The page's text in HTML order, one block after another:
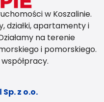
w Koszalinie.
działki, apartamenty i
na terenie
i pomorskiego.
z o.o.